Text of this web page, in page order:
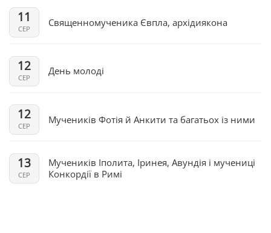
11
СЕР
Священномученика Євпла, архідиякона
12
СЕР
День молоді
12
СЕР
Мучеників Фотія й Анкити та багатьох із ними
13
СЕР
Мучеників Іполита, Іринея, Авундія і мучениці
Конкордії в Римі